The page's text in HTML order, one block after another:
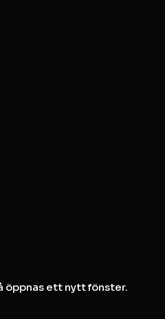
öppnas ett nytt fönster.